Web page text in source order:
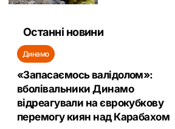
Останні новини
Динамо
«Запасаємось валідолом»:
вболівальники Динамо
відреагували на єврокубкову
перемогу киян над Карабахом